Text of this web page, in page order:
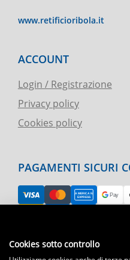
www.retificioribola.it
ACCOUNT
Login / Registrazione
Privacy policy
Cookies policy
PAGAMENTI SICURI
RESO FACILE
Cookies sotto controllo